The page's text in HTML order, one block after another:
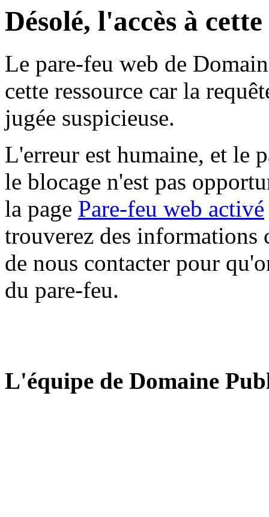
Désolé, l'accès à
Le pare-feu web de
cette ressource car la
jugée suspicieuse.
L'erreur est humaine, et le
le blocage n'est pas
la page Pare-feu web activé
trouverez des informations
de nous contacter pour
du pare-feu.
L'équipe de Domaine